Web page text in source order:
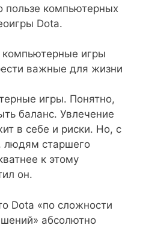
пользе компьютерных
Dota.
игры
важные для жизни
игры. Понятно,
баланс. Увлечение
в себе и риски. Но, с
людям старшего
к этому
он.
Dota «по сложности
абсолютно